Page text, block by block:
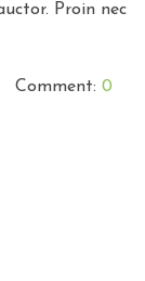
Proin nec
Comment: 0